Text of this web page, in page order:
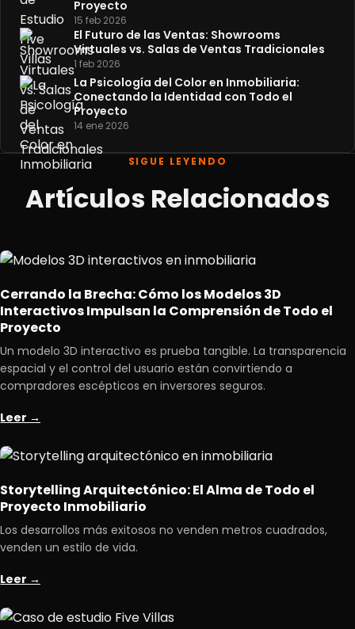
Proyecto
15 feb 2026
El Futuro de las Ventas: Showrooms
Virtuales vs. Salas de Ventas Tradicionales
1 feb 2026
La Psicología del Color en Inmobiliaria:
Conectando la Identidad con Todo el
Proyecto
14 ene 2026
SIGUE LEYENDO
Artículos Relacionados
Cerrando la Brecha: Cómo los Modelos 3D
Interactivos Impulsan la Comprensión de Todo el
Proyecto
Un modelo 3D interactivo es prueba tangible. La transparencia
espacial y el control del usuario están convirtiendo a
compradores escépticos en inversores seguros.
Leer →
Storytelling Arquitectónico: El Alma de Todo el
Proyecto Inmobiliario
Los desarrollos más exitosos no venden metros cuadrados,
venden un estilo de vida.
Leer →